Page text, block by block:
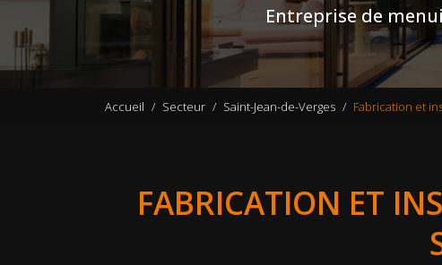
Entreprise de
Accueil Secteur Saint-Jean-de-Verges Fabrication et
FABRICATION ET